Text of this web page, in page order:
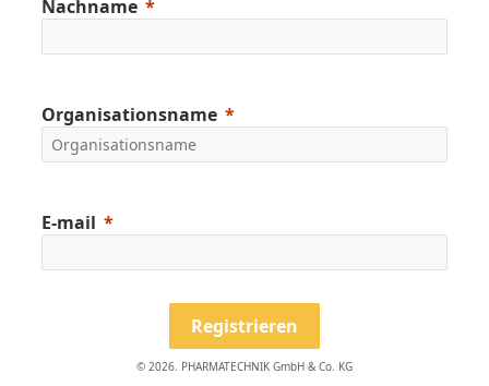
Nachname
Organisationsname
E-mail
Registrieren
© 2026. PHARMATECHNIK GmbH & Co. KG